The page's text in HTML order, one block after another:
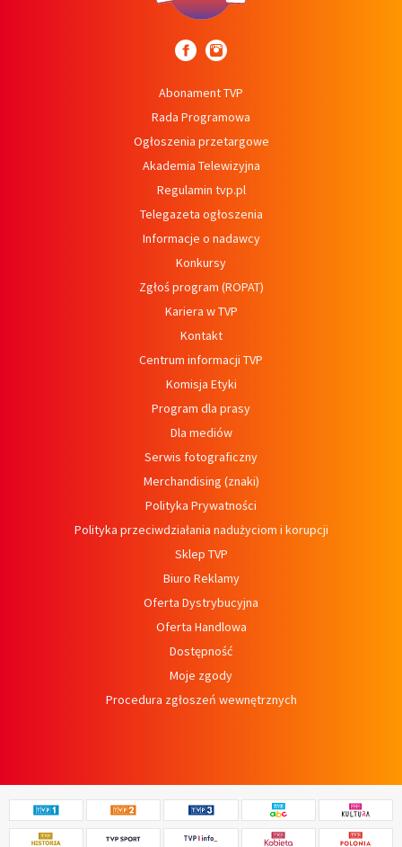
Abonament TVP
Rada Programowa
Ogłoszenia przetargowe
Akademia Telewizyjna
Regulamin tvp.pl
Telegazeta ogłoszenia
Informacje o nadawcy
Konkursy
Zgłoś program (ROPAT)
Kariera w TVP
Kontakt
Centrum informacji TVP
Komisja Etyki
Program dla prasy
Dla mediów
Serwis fotograficzny
Merchandising (znaki)
Polityka Prywatności
Polityka przeciwdziałania nadużyciom i korupcji
Sklep TVP
Biuro Reklamy
Oferta Dystrybucyjna
Oferta Handlowa
Dostępność
Moje zgody
Procedura zgłoszeń wewnętrznych